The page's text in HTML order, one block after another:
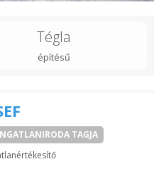
Tégla
építésű
TAGJA